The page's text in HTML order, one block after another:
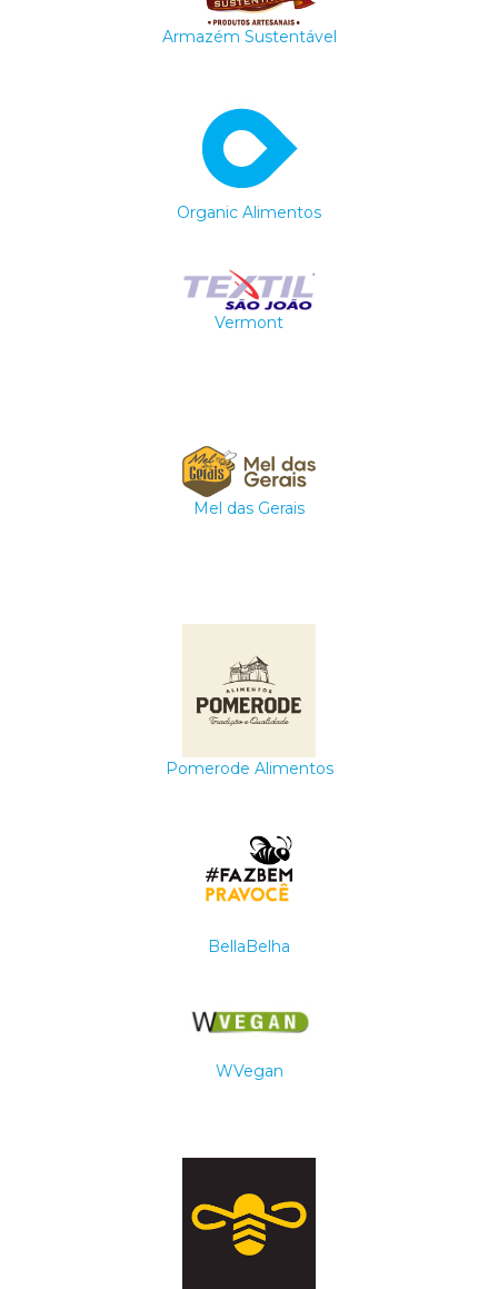
Armazém Sustentável
Organic Alimentos
Vermont
Mel das Gerais
Pomerode Alimentos
BellaBelha
WVegan